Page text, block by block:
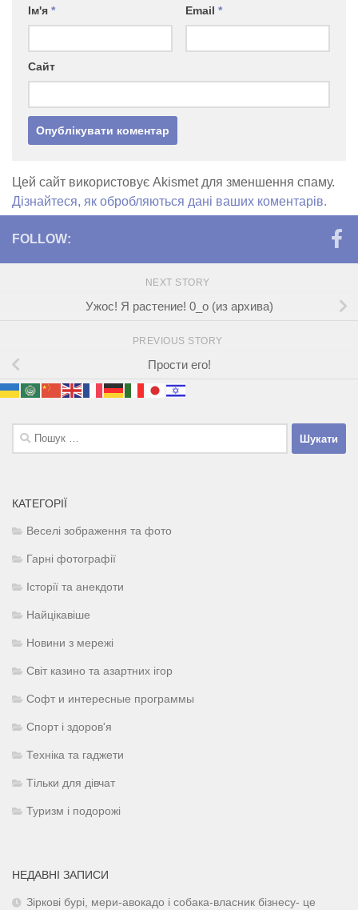
Ім'я * Email *
Сайт
Цей сайт використовує Akismet для зменшення спаму.
Дізнайтеся, як обробляються дані ваших коментарів.
FOLLOW:
NEXT STORY
Ужос! Я растение! 0_о (из архива)
PREVIOUS STORY
Прости его!
Пошук:
КАТЕГОРІЇ
Веселі зображення та фото
Гарні фотографії
Історії та анекдоти
Найцікавіше
Новини з мережі
Світ казино та азартних ігор
Софт и интересные программы
Спорт і здоров'я
Техніка та гаджети
Тільки для дівчат
Туризм і подорожі
НЕДАВНІ ЗАПИСИ
Зіркові бурі, мери-авокадо і собака-власник бізнесу- це